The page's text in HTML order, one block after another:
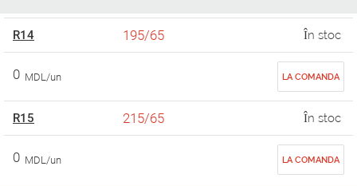
R14 195/65 În stoc
0 MDL/un LA COMANDA
R15 215/65 În stoc
0 MDL/un LA COMANDA